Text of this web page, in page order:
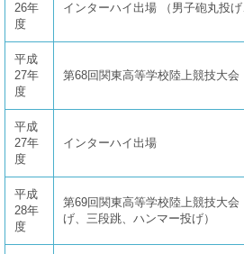
26年
度
インターハイ出場 （男子砲丸投げ
平成
27年
度
第68回関東高等学校陸上競技大
平成
27年
度
インターハイ出場
平成
28年
度
第69回関東高等学校陸上競技大
げ、三段跳、ハンマー投げ）